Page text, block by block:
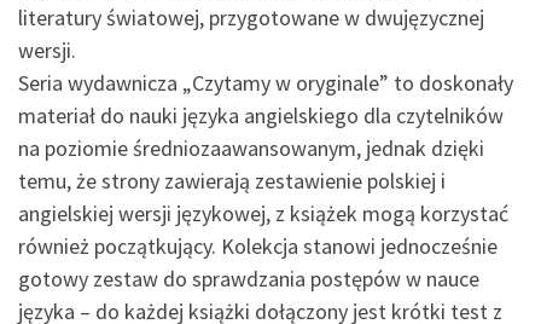
literatury światowej, przygotowane w dwujęzycznej
wersji.
Seria wydawnicza „Czytamy w oryginale” to doskonały
materiał do nauki języka angielskiego dla czytelników
na poziomie średniozaawansowanym, jednak dzięki
temu, że strony zawierają zestawienie polskiej i
angielskiej wersji językowej, z książek mogą korzystać
również początkujący. Kolekcja stanowi jednocześnie
gotowy zestaw do sprawdzania postępów w nauce
języka – do każdej książki dołączony jest krótki test z